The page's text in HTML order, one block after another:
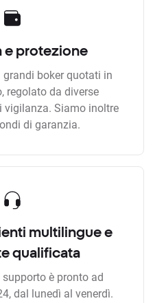
e protezione
boker quotati in
regolato da diverse
vigilanza. Siamo inoltre
di garanzia.
multilingue e
qualificata
è pronto ad
dal lunedì al venerdì.